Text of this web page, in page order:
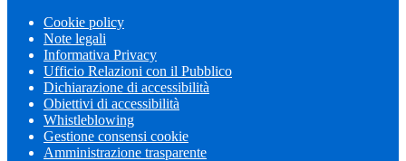
Cookie policy
Note legali
Informativa Privacy
Ufficio Relazioni con il Pubblico
Dichiarazione di accessibilità
Obiettivi di accessibilità
Whistleblowing
Gestione consensi cookie
Amministrazione trasparente